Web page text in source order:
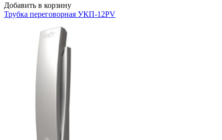
Добавить в корзину
Трубка переговорная УКП-12PV